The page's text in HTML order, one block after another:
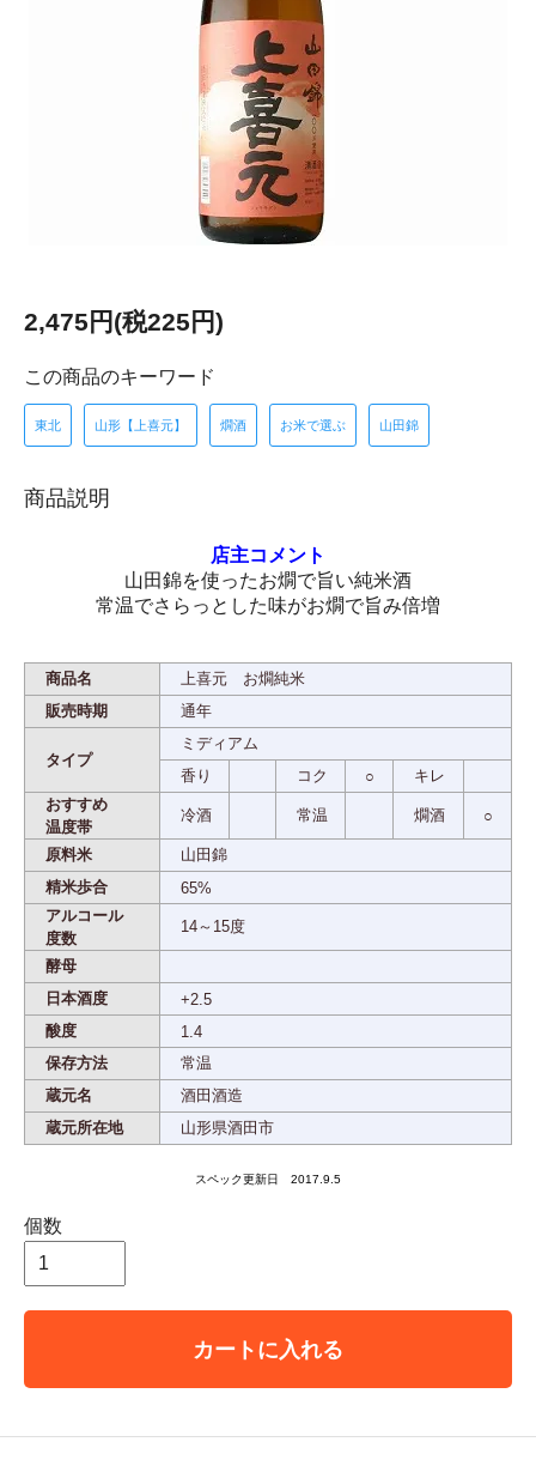
2,475円(税225円)
この商品のキーワード
東北 山形【上喜元】 燗酒 お米で選ぶ 山田錦
商品説明
店主コメント
山田錦を使ったお燗で旨い純米酒
常温でさらっとした味がお燗で旨み倍増
商品名
上喜元 お燗純米
販売時期
通年
タイプ
ミディアム
香り
コク ○
キレ
おすすめ
温度帯
冷酒 常温 燗酒 ○
原料米
山田錦
精米歩合
65%
アルコール
度数
14～15度
酵母
日本酒度
+2.5
酸度
1.4
保存方法
常温
蔵元名
酒田酒造
蔵元所在地
山形県酒田市
スペック更新日 2017.9.5
個数
カートに入れる